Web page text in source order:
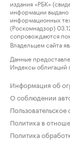
издания «РБК»
информации
информационных
(Роскомнадзор)
сопровождаются
Владельцем сайта
Данные
Индексы облигаций
Информация об
О соблюдении
Политика в
Политика